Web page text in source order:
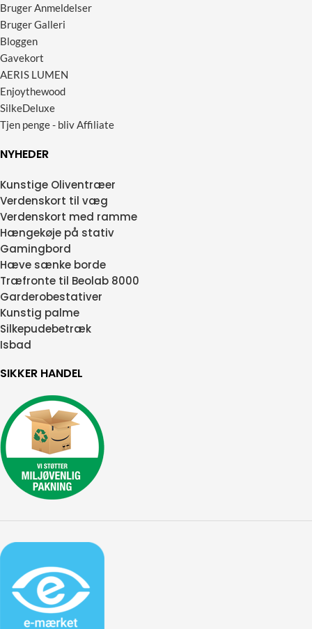
Bruger Anmeldelser
Bruger Galleri
Bloggen
Gavekort
AERIS LUMEN
Enjoythewood
SilkeDeluxe
Tjen penge - bliv Affiliate
NYHEDER
Kunstige Oliventræer
Verdenskort til væg
Verdenskort med ramme
Hængekøje på stativ
Gamingbord
Hæve sænke borde
Træfronte til Beolab 8000
Garderobestativer
Kunstig palme
Silkepudebetræk
Isbad
SIKKER HANDEL